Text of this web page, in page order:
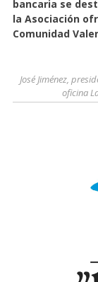
bancaria se
la Asociación
Comunidad
José Jiménez,
oficina